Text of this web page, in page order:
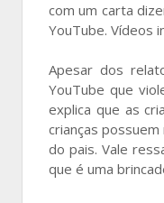
com um carta
YouTube. Vídeos
Apesar dos
YouTube que
explica que as
crianças
do pais. Vale
que é uma